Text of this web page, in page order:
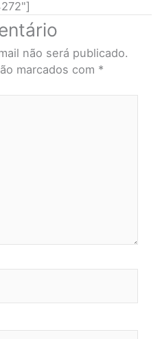
não será publicado.
marcados com *